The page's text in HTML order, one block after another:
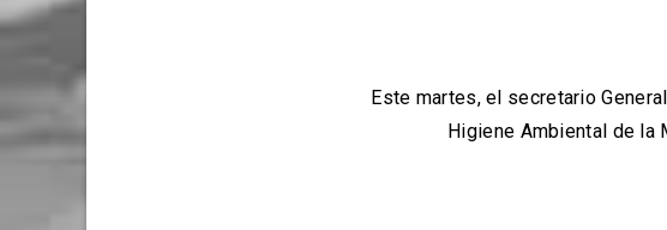
Este martes, el secretario
Higiene Ambiental de la